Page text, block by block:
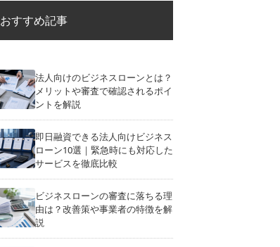
おすすめ記事
法人向けのビジネスローンとは？
メリットや審査で確認されるポイ
ントを解説
即日融資できる法人向けビジネス
ローン10選｜緊急時にも対応した
サービスを徹底比較
ビジネスローンの審査に落ちる理
由は？改善策や事業者の特徴を解
説